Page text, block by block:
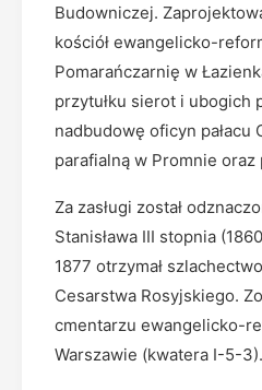
Budowniczej.
kościół ewangelicko-
Pomarańczarnię w
przytułku sierot i ubogich
nadbudowę oficyn pałacu
parafialną w Promnie oraz
Za zasługi został
Stanisława III stopnia
1877 otrzymał
Cesarstwa Rosyjskiego.
cmentarzu ewangelicko-
Warszawie (kwatera I-5-3).